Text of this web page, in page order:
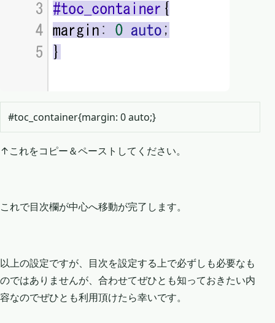
#toc_container{margin: 0 auto;}
↑これをコピー＆ペーストしてください。
これで目次欄が中心へ移動が完了します。
以上の設定ですが、目次を設定する上で必ずしも必要なも
のではありませんが、合わせてぜひとも知っておきたい内
容なのでぜひとも利用頂けたら幸いです。